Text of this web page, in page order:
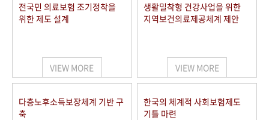
50+1 주년 기념
세계와 함께 한 KIHASA
VR 역사관
전국민 의료보험 조기정착을
위한 제도 설계
VIEW MORE
생활밀착형 건강사업을 위한
지역보건의료제공체계 제안
VIEW MORE
다층노후소득보장체계 기반 구
축
한국의 체계적 사회보험제도
기틀 마련